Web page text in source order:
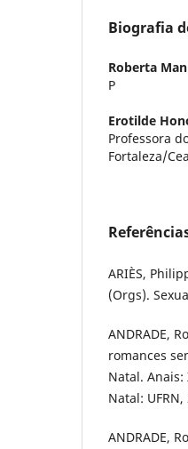
Biografia
Roberta
P
Erotilde
Professora
Fortaleza/
ARIÈS,
(Orgs).
ANDRADE,
romances
Natal. Anais:
Natal: UFRN,
ANDRADE,